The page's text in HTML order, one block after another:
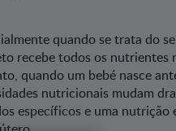
quando se trata do
recebe todos os nutrientes
quando um bebé nasce
nutricionais mudam
específicos e uma nutrição